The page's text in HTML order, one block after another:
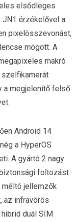
elsődleges
JN1 érzékelővel a
pixelösszevonást,
mögött. A
makró
szelfikamerát
a megjelenítő felső
Android 14
a HyperOS
A gyártó 2 nagy
foltozást
jellemzők
az infravörös
duál SIM